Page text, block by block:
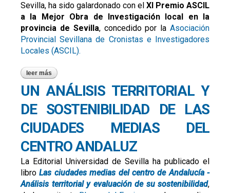
Sevilla, ha sido galardonado con el XI Premio ASCIL
a la Mejor Obra de Investigación local en la
provincia de Sevilla, concedido por la Asociación
Provincial Sevillana de Cronistas e Investigadores
Locales (ASCIL).
leer más sobre los cronistas e investigadores locales de sevilla
reconocen el libro 'écija artística'
UN ANÁLISIS TERRITORIAL Y
DE SOSTENIBILIDAD DE LAS
CIUDADES MEDIAS DEL
CENTRO ANDALUZ
La Editorial Universidad de Sevilla ha publicado el
libroLas ciudades medias del centro de Andalucía -
Análisis territorial y evaluación de su sostenibilidad,